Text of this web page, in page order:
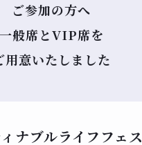
ご参加の方へ
一般席とVIP席を
用意いたしました
ナブルライフフェス